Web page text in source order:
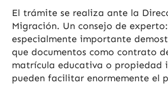
El trámite se realiza ante la
Migración. Un consejo de
especialmente importante
que documentos como contrato
matrícula educativa o propiedad
pueden facilitar enormemente el